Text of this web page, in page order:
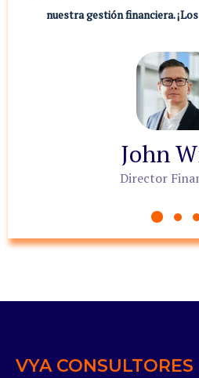
nuestra gestión financiera.
John
Director
VYA CONSULTORES